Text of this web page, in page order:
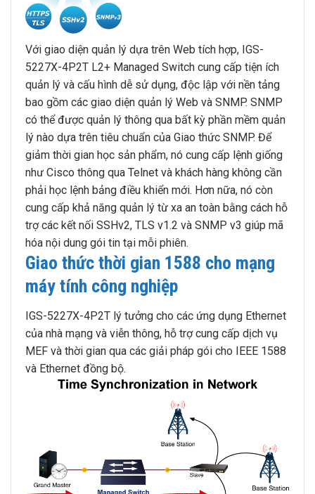
Với giao diện quản lý dựa trên Web tích hợp, IGS-
5227X-4P2T L2+ Managed Switch cung cấp tiện ích
quản lý và cấu hình dễ sử dụng, độc lập với nền tảng
bao gồm các giao diện quản lý Web và SNMP. SNMP
có thể được quản lý thông qua bất kỳ phần mềm quản
lý nào dựa trên tiêu chuẩn của Giao thức SNMP. Để
giảm thời gian học sản phẩm, nó cung cấp lệnh giống
như Cisco thông qua Telnet và khách hàng không cần
phải học lệnh bảng điều khiển mới. Hơn nữa, nó còn
cung cấp khả năng quản lý từ xa an toàn bằng cách hỗ
trợ các kết nối SSHv2, TLS v1.2 và SNMP v3 giúp mã
hóa nội dung gói tin tại mỗi phiên.
Giao thức thời gian 1588 cho mạng
máy tính công nghiệp
IGS-5227X-4P2T lý tưởng cho các ứng dụng Ethernet
của nhà mạng và viễn thông, hỗ trợ cung cấp dịch vụ
MEF và thời gian qua các giải pháp gói cho IEEE 1588
và Ethernet đồng bộ.